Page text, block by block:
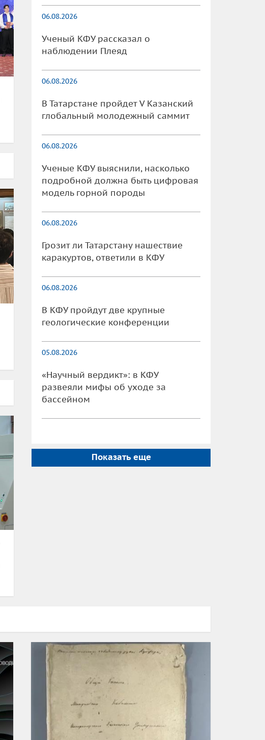
06.08.2026
Ученый КФУ рассказал о
наблюдении Плеяд
06.08.2026
В Татарстане пройдет V Казанский
глобальный молодежный саммит
06.08.2026
Ученые КФУ выяснили, насколько
подробной должна быть цифровая
модель горной породы
06.08.2026
Грозит ли Татарстану нашествие
каракуртов, ответили в КФУ
06.08.2026
В КФУ пройдут две крупные
геологические конференции
05.08.2026
«Научный вердикт»: в КФУ
развеяли мифы об уходе за
бассейном
Показать еще